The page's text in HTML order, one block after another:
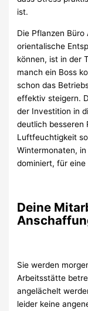
ist.
Die Pflanzen
orientalische
können, ist in der
manch ein Boss
schon das
effektiv steigern.
der Investition in
deutlich besseren
Luftfeuchtigkeit
Wintermonaten,
dominiert, für
Deine
Sie werden
Arbeitsstätte
angelächelt
leider keine